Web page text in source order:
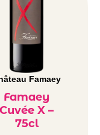
Famaey
Famaey
Cuvée X –
75cl